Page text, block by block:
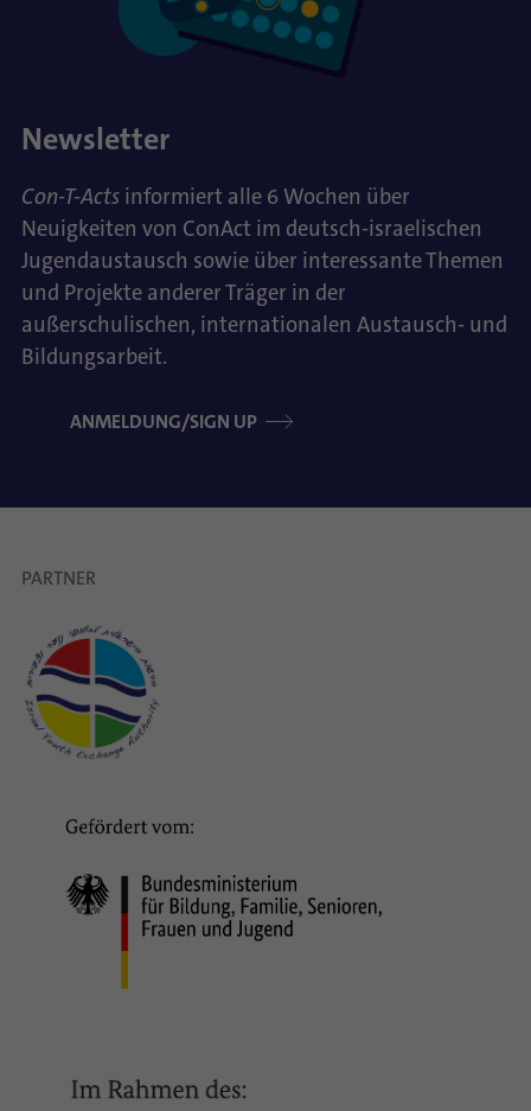
Newsletter
Con-T-Acts informiert alle 6 Wochen über
Neuigkeiten von ConAct im deutsch-israelischen
Jugendaustausch sowie über interessante Themen
und Projekte anderer Träger in der
außerschulischen, internationalen Austausch- und
Bildungsarbeit.
ANMELDUNG/SIGN UP
PARTNER